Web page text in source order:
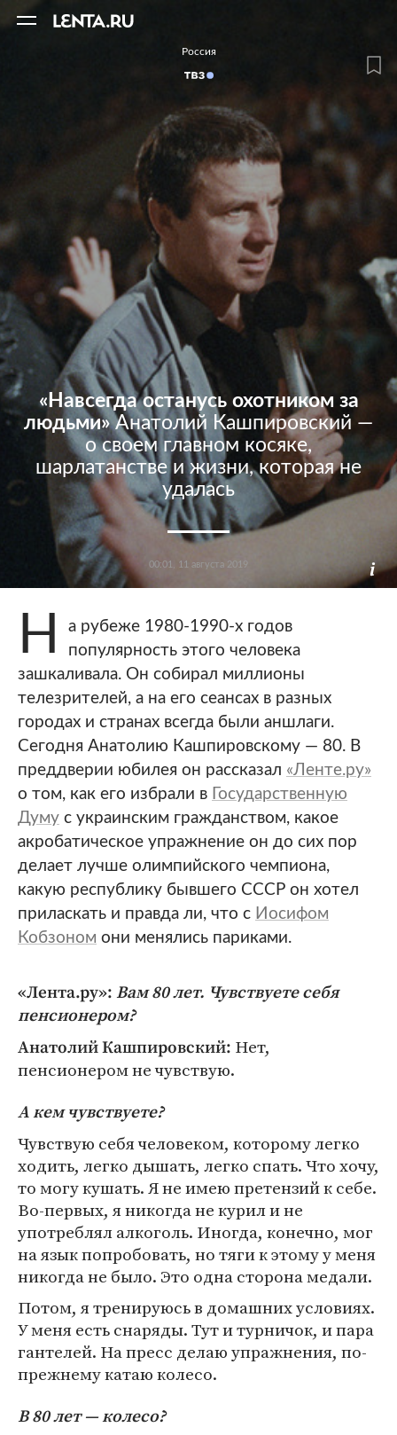
Россия
«Навсегда останусь охотником за
людьми» Анатолий Кашпировский —
о своем главном косяке,
шарлатанстве и жизни, которая не
удалась
00:01, 11 августа 2019
Н
а рубеже 1980-1990-х годов
популярность этого человека
зашкаливала. Он собирал миллионы
телезрителей, а на его сеансах в разных
городах и странах всегда были аншлаги.
Сегодня Анатолию Кашпировскому — 80. В
преддверии юбилея он рассказал «Ленте.ру»
о том, как его избрали в Государственную
Думу с украинским гражданством, какое
акробатическое упражнение он до сих пор
делает лучше олимпийского чемпиона,
какую республику бывшего СССР он хотел
приласкать и правда ли, что с Иосифом
Кобзоном они менялись париками.
«Лента.ру»: Вам 80 лет. Чувствуете себя
пенсионером?
Анатолий Кашпировский: Нет,
пенсионером не чувствую.
А кем чувствуете?
Чувствую себя человеком, которому легко
ходить, легко дышать, легко спать. Что хочу,
то могу кушать. Я не имею претензий к себе.
Во-первых, я никогда не курил и не
употреблял алкоголь. Иногда, конечно, мог
на язык попробовать, но тяги к этому у меня
никогда не было. Это одна сторона медали.
Потом, я тренируюсь в домашних условиях.
У меня есть снаряды. Тут и турничок, и пара
гантелей. На пресс делаю упражнения, по-
прежнему катаю колесо.
В 80 лет — колесо?